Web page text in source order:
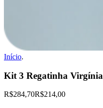
Início.
Kit 3 Regatinha Virgínia
R$284,70R$214,00